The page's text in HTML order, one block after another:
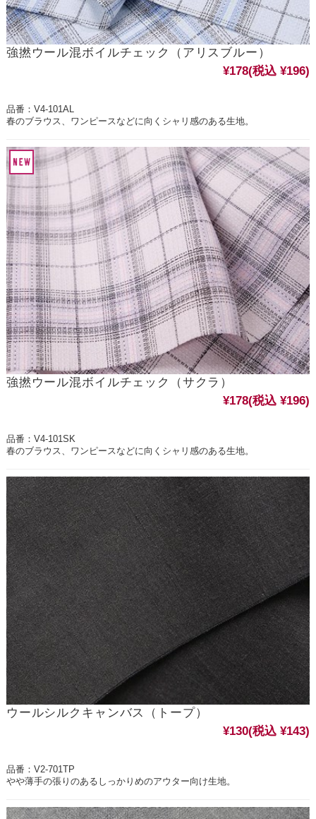
強撚ウール混ボイルチェック（アリスブルー）
¥178(税込 ¥196)
品番：V4-101AL
春のブラウス、ワンピースなどに向くシャリ感のある生地。
強撚ウール混ボイルチェック（サクラ）
¥178(税込 ¥196)
品番：V4-101SK
春のブラウス、ワンピースなどに向くシャリ感のある生地。
ウールシルクキャンバス（トープ）
¥130(税込 ¥143)
品番：V2-701TP
やや薄手の張りのあるしっかりめのアウター向け生地。